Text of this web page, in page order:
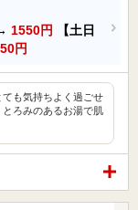
1550円
【土日
円
も気持ちよく過ごせ
ろみのあるお湯で肌